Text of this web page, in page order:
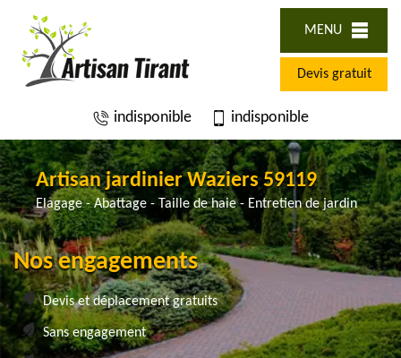
MENU
Devis gratuit
indisponible indisponible
Artisan jardinier Waziers 59119
Elagage - Abattage - Taille de haie - Entretien de jardin
Nos engagements
Devis et déplacement gratuits
Sans engagement